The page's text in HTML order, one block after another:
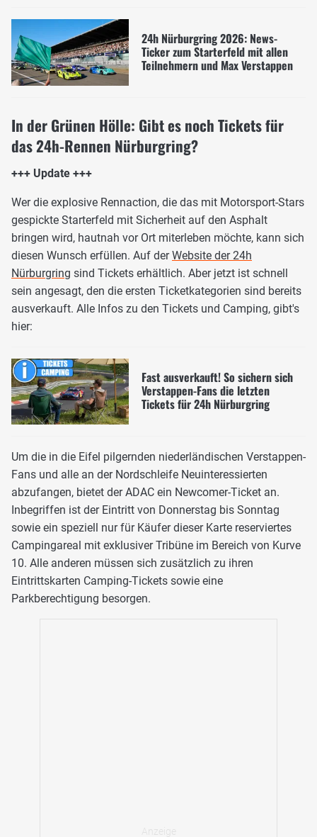
24h Nürburgring 2026: News-
Ticker zum Starterfeld mit allen
Teilnehmern und Max Verstappen
In der Grünen Hölle: Gibt es noch Tickets für
das 24h-Rennen Nürburgring?
+++ Update +++
Wer die explosive Rennaction, die das mit Motorsport-Stars
gespickte Starterfeld mit Sicherheit auf den Asphalt
bringen wird, hautnah vor Ort miterleben möchte, kann sich
diesen Wunsch erfüllen. Auf derWebsite der 24h
Nürburgring sind Tickets erhältlich. Aber jetzt ist schnell
sein angesagt, den die ersten Ticketkategorien sind bereits
ausverkauft. Alle Infos zu den Tickets und Camping, gibt's
hier:
Fast ausverkauft! So sichern sich
Verstappen-Fans die letzten
Tickets für 24h Nürburgring
Um die in die Eifel pilgernden niederländischen Verstappen-
Fans und alle an der Nordschleife Neuinteressierten
abzufangen, bietet der ADAC ein Newcomer-Ticket an.
Inbegriffen ist der Eintritt von Donnerstag bis Sonntag
sowie ein speziell nur für Käufer dieser Karte reserviertes
Campingareal mit exklusiver Tribüne im Bereich von Kurve
10. Alle anderen müssen sich zusätzlich zu ihren
Eintrittskarten Camping-Tickets sowie eine
Parkberechtigung besorgen.